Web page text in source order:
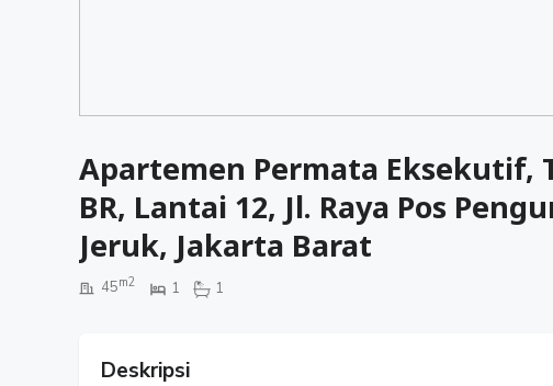
Apartemen Permata Eksekutif,
BR, Lantai 12, Jl. Raya Pos
Jeruk, Jakarta Barat
45m2 1 1
Deskripsi